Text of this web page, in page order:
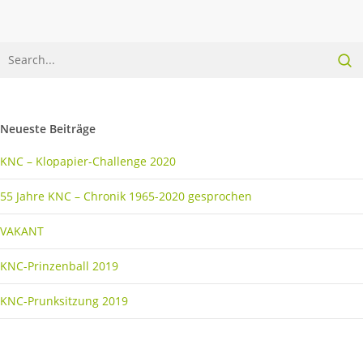
Neueste Beiträge
KNC – Klopapier-Challenge 2020
55 Jahre KNC – Chronik 1965-2020 gesprochen
VAKANT
KNC-Prinzenball 2019
KNC-Prunksitzung 2019